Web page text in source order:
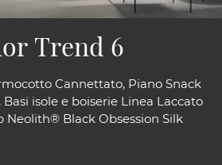
Cannettato, Piano Snack
isole e boiserie Linea Laccato
Neolith® Black Obsession Silk
Trend 6